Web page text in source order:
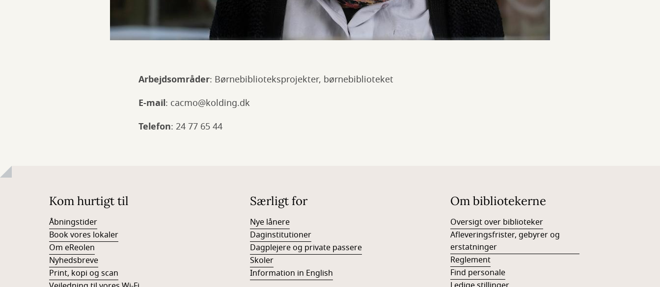
Arbejdsområder: Børnebiblioteksprojekter, børnebiblioteket
E-mail: cacmo@kolding.dk
Telefon: 24 77 65 44
Kom hurtigt til
Åbningstider
Book vores lokaler
Om eReolen
Nyhedsbreve
Print, kopi og scan
Særligt for
Nye lånere
Daginstitutioner
Dagplejere og private passere
Skoler
Information in English
Om bibliotekerne
Oversigt over biblioteker
Afleveringsfrister, gebyrer og
erstatninger
Reglement
Find personale